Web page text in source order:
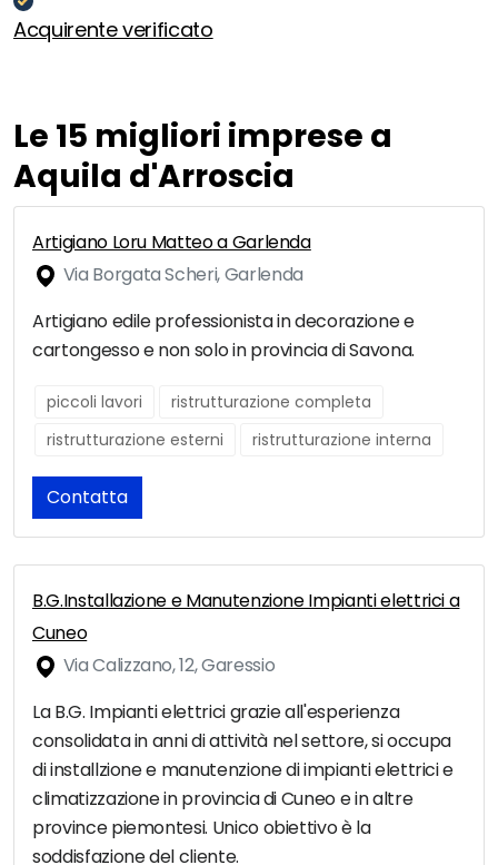
Acquirente verificato
Le 15 migliori imprese a
Aquila d'Arroscia
Artigiano Loru Matteo a Garlenda
Via Borgata Scheri, Garlenda
Artigiano edile professionista in decorazione e
cartongesso e non solo in provincia di Savona.
piccoli lavori
ristrutturazione completa
ristrutturazione esterni
ristrutturazione interna
Contatta
B.G.Installazione e Manutenzione Impianti elettrici a
Cuneo
Via Calizzano, 12, Garessio
La B.G. Impianti elettrici grazie all'esperienza
consolidata in anni di attività nel settore, si occupa
di installzione e manutenzione di impianti elettrici e
climatizzazione in provincia di Cuneo e in altre
province piemontesi. Unico obiettivo è la
soddisfazione del cliente.